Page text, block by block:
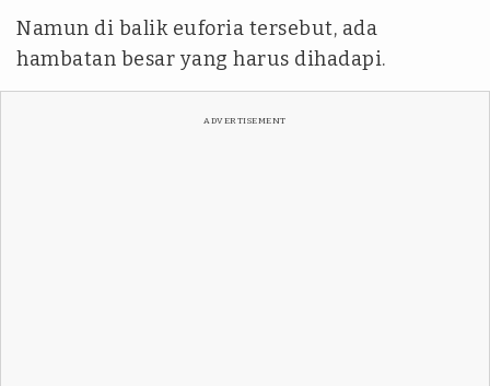
Namun di balik euforia tersebut, ada
hambatan besar yang harus dihadapi.
ADVERTISEMENT